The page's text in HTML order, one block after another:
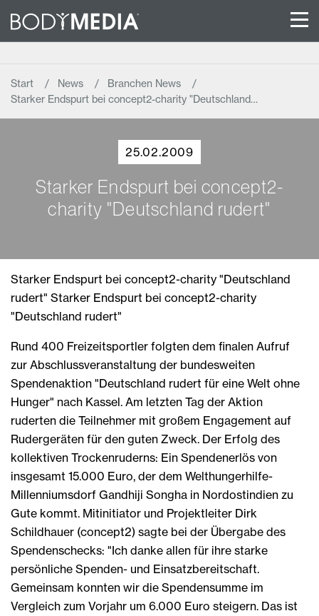
Start News
Branchen News
Starker Endspurt bei concept2-charity "Deutschland…
25.02.2009
Starker Endspurt bei concept2-
charity "Deutschland rudert"
Starker Endspurt bei concept2-charity "Deutschland
rudert" Starker Endspurt bei concept2-charity
"Deutschland rudert"
Rund 400 Freizeitsportler folgten dem finalen Aufruf
zur Abschlussveranstaltung der bundesweiten
Spendenaktion "Deutschland rudert für eine Welt ohne
Hunger" nach Kassel. Am letzten Tag der Aktion
ruderten die Teilnehmer mit großem Engagement auf
Rudergeräten für den guten Zweck. Der Erfolg des
kollektiven Trockenruderns: Ein Spendenerlös von
insgesamt 15.000 Euro, der dem Welthungerhilfe-
Millenniumsdorf Gandhiji Songha in Nordostindien zu
Gute kommt. Mitinitiator und Projektleiter Dirk
Schildhauer (concept2) sagte bei der Übergabe des
Spendenschecks: "Ich danke allen für ihre starke
persönliche Spenden- und Einsatzbereitschaft.
Gemeinsam konnten wir die Spendensumme im
Vergleich zum Vorjahr um 6.000 Euro steigern. Das ist